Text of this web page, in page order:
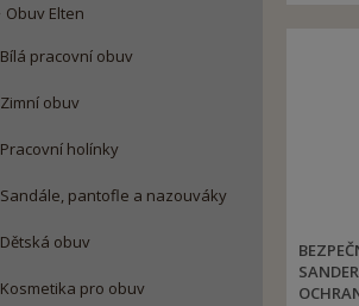
Obuv Elten
Bílá pracovní obuv
Zimní obuv
Pracovní holínky
Sandále, pantofle a nazouváky
Dětská obuv
Kosmetika pro obuv